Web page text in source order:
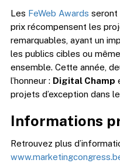
Les FeWeb Awards seront
prix récompensent les
remarquables, ayant un
les publics cibles ou
ensemble. Cette année,
l’honneur : Digital Champ
projets d’exception dans
Informations
Retrouvez plus